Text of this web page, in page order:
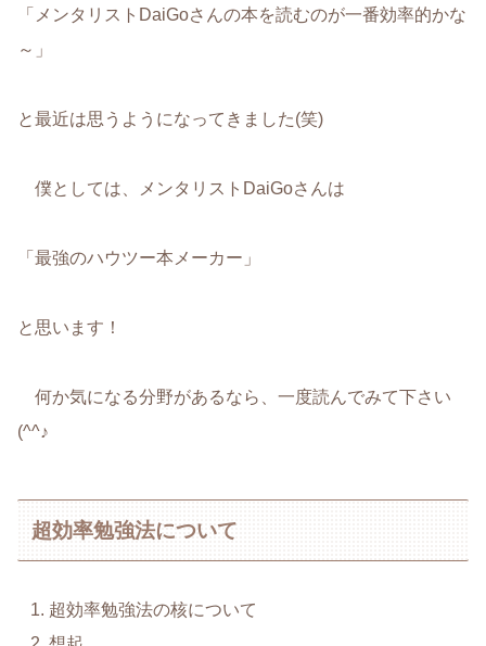
「メンタリストDaiGoさんの本を読むのが一番効率的かな
～」
と最近は思うようになってきました(笑)
僕としては、メンタリストDaiGoさんは
「最強のハウツー本メーカー」
と思います！
何か気になる分野があるなら、一度読んでみて下さい
(^^♪
超効率勉強法について
超効率勉強法の核について